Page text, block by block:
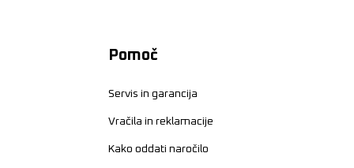
Pomoč
Servis in garancija
Vračila in reklamacije
Kako oddati naročilo